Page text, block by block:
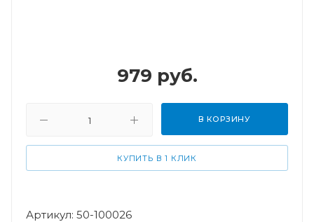
979 руб.
В КОРЗИНУ
КУПИТЬ В 1 КЛИК
Артикул: 50-100026